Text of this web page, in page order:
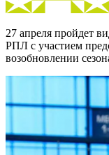
27 апреля пройдет
РПЛ с участием
возобновлении